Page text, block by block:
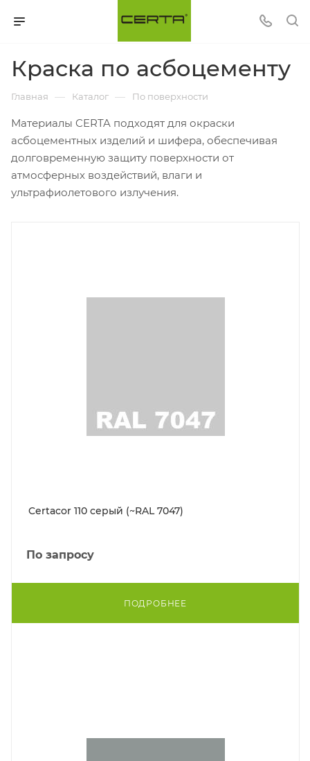
Краска по асбоцементу
Главная — Каталог — По поверхности
Материалы CERTA подходят для окраски
асбоцементных изделий и шифера, обеспечивая
долговременную защиту поверхности от
атмосферных воздействий, влаги и
ультрафиолетового излучения.
Certacor 110 серый (~RAL 7047)
По запросу
ПОДРОБНЕЕ